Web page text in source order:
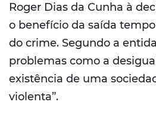
Roger Dias da Cunha à
o benefício da saída
do crime. Segundo a
problemas como a
existência de uma
violenta”.